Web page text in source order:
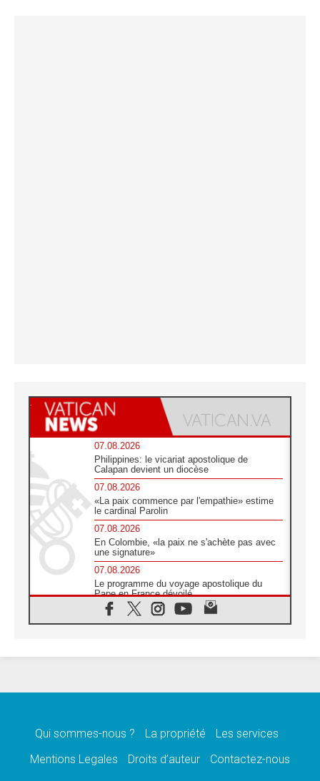
07.08.2026
Philippines: le vicariat apostolique de
Calapan devient un diocèse
07.08.2026
«La paix commence par l'empathie» estime
le cardinal Parolin
07.08.2026
En Colombie, «la paix ne s'achète pas avec
une signature»
07.08.2026
Le programme du voyage apostolique du
Pape en France dévoilé
07.08.2026
1ère Conférence continentale sur l'éducation
07.08.2026
07.08.2026
lancement des «dix jours de prière pour la
Qui sommes-nous ? La propriété
Les services
Mentions Legales
Droits d’auteur Contactez-nous